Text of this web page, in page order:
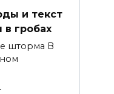
и текст
гробах
шторма В